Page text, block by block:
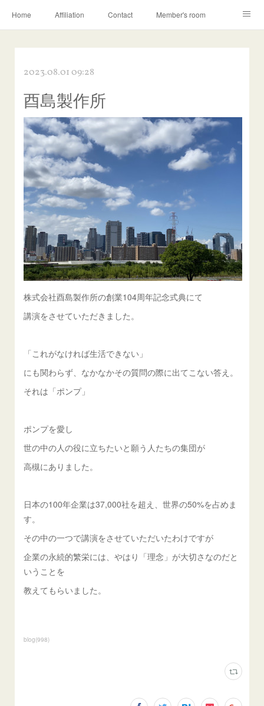
Home Affiliation Contact Member's room
2023.08.01 09:28
酉島製作所
株式会社酉島製作所の創業104周年記念式典にて
講演をさせていただきました。
「これがなければ生活できない」
にも関わらず、なかなかその質問の際に出てこない答え。
それは「ポンプ」
ポンプを愛し
世の中の人の役に立ちたいと願う人たちの集団が
高槻にありました。
日本の100年企業は37,000社を超え、世界の50%を占めま
す。
その中の一つで講演をさせていただいたわけですが
企業の永続的繁栄には、やはり「理念」が大切さなのだと
いうことを
教えてもらいました。
blog(998)